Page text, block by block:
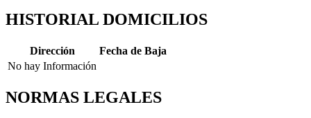
HISTORIAL DOMICILIOS
Dirección
Fecha de Baja
No hay Información
NORMAS LEGALES